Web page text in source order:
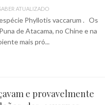
ATUALIZADO
Phyllotis vaccarum . Os
de Atacama, no Chine e na
mais pró...
e provavelmente